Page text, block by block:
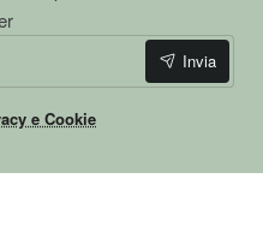
Invia
e Cookie